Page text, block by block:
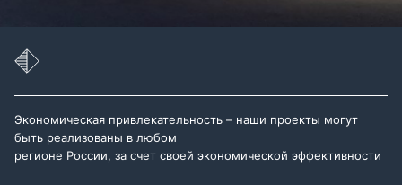
Экономическая привлекательность – наши проекты могут
быть реализованы в любом
регионе России, за счет своей экономической эффективности